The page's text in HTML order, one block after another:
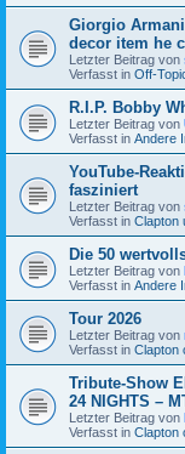
Giorgio
decor item he
Letzter Beitrag von
Verfasst in Off-
R.I.P. Bobby
Letzter Beitrag von
Verfasst in Andere
YouTube-
fasziniert
Letzter Beitrag von
Verfasst in Clapton
Die 50
Letzter Beitrag von
Verfasst in Andere
Tour 2026
Letzter Beitrag von
Verfasst in Clapton
Tribute-Show
24 NIGHTS –
Letzter Beitrag von
Verfasst in Clapton